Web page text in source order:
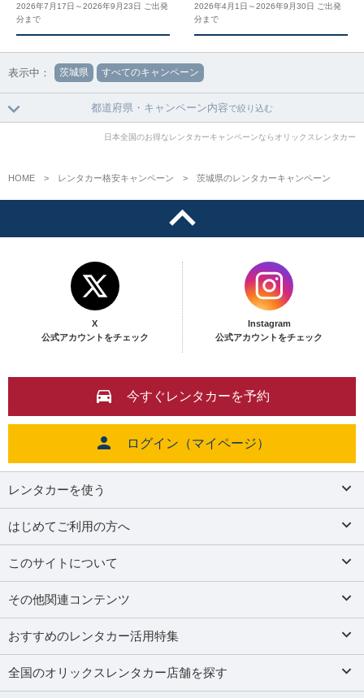
2026年7月17日～2026年9月23日 ご出発
分まで
2026年4月1日～2026年9月30日 ご出発
分まで
表示中： 茨城県 すべてのキャンペーン
都道府県・キャンペーン内容で絞り込む
日本全国のお得なレンタカーキャンペーンならオリックスレンタカー
HOME レンタカー格安キャンペーン 茨城県のレンタカーキャンペーン
X
公式アカウントをチェック
Instagram
公式アカウントをチェック
今すぐレンタカーを予約
ログイン（マイページ）
レンタカーを使う
はじめてご利用の方へ
このサイトについて
その他関連コンテンツ
おすすめのレンタカー活用特集
全国のオリックスレンタカー店舗を探す